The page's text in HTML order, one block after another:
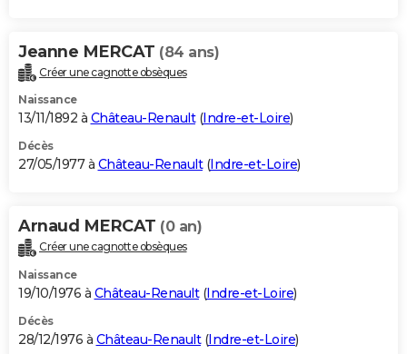
Jeanne MERCAT (84 ans)
Créer une cagnotte obsèques
Naissance
13/11/1892 à Château-Renault(Indre-et-Loire)
Décès
27/05/1977 à Château-Renault(Indre-et-Loire)
Arnaud MERCAT (0 an)
Créer une cagnotte obsèques
Naissance
19/10/1976 à Château-Renault(Indre-et-Loire)
Décès
28/12/1976 à Château-Renault(Indre-et-Loire)